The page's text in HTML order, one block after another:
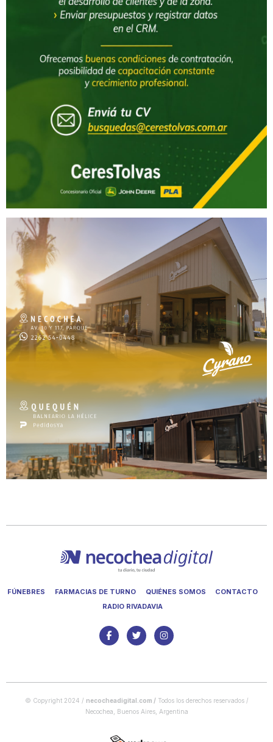
FÚNEBRES FARMACIAS DE TURNO QUIÉNES SOMOS
CONTACTO
RADIO RIVADAVIA
© Copyright 2024 / necocheadigital.com /Todos los derechos reservados /
Necochea, Buenos Aires, Argentina